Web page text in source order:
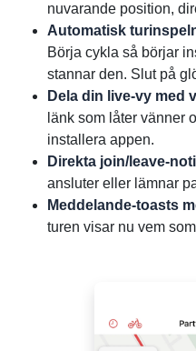
nuvarande position,
Automatisk
Börja cykla så börjar
stannar den. Slut på
Dela din live-vy med
länk som låter vänner
installera appen.
Direkta join/leave-
ansluter eller lämnar
Meddelande-toasts
turen visar nu vem